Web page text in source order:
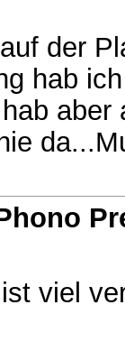
der
hab
viel